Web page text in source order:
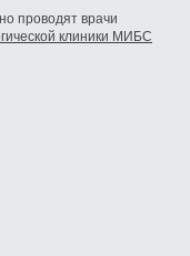
проводят врачи
клиники МИБС